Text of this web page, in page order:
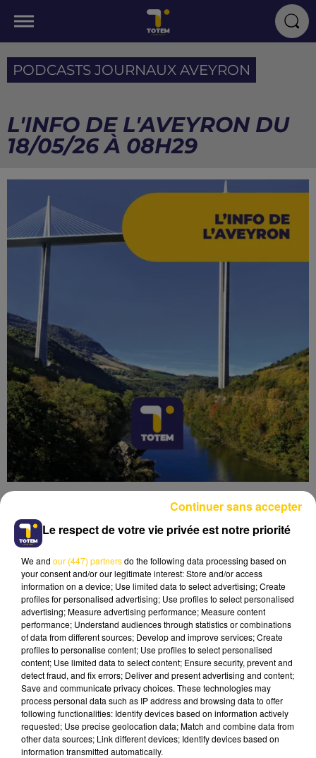
PODCASTS JOURNAUX AVEYRON
L'INFO DE L'AVEYRON DU
18/05/26 À 08H29
Lecture (4 min 6 sec)
18 mai 2026 - 4 min 6 sec
L'INFO DE L'AVEYRON DU 18/05/26 À
08H29
L'info de L'Aveyron
Le respect de votre vie privée est notre priorité
We and our (447) partnersdo the following data processing based on
your consent and/or our legitimate interest: Store and/or access
information on a device; Use limited data to select advertising; Create
profiles for personalised advertising; Use profiles to select personalised
advertising; Measure advertising performance; Measure content
performance; Understand audiences through statistics or combinations
of data from different sources; Develop and improve services; Create
profiles to personalise content; Use profiles to select personalised
content; Use limited data to select content; Ensure security, prevent and
detect fraud, and fix errors; Deliver and present advertising and content;
Save and communicate privacy choices. These technologies may
process personal data such as IP address and browsing data to offer
following functionalities: Identify devices based on information actively
requested; Use precise geolocation data; Match and combine data from
other data sources; Link different devices; Identify devices based on
information transmitted automatically.
Continuer sans accepter